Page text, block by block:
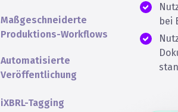
Maßgeschneiderte
Produktions-Workflows
Automatisierte
Veröffentlichung
iXBRL-Tagging
bei